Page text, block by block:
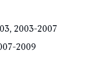
2003-2007
2009